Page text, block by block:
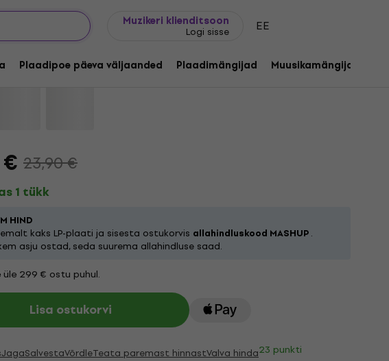
Muzikeri klienditsoon
Logi sisse EE
Plaadipoe päeva väljaanded Plaadimängijad Muusikamängijad
Time (Reissue) (Limited Edition) (LP)
Tootekood:1255348
23,90 €
1 tükk
HIND
kaks LP-plaati ja sisesta ostukorvis allahindluskood MASHUP.
asju ostad, seda suurema allahindluse saad.
299 € ostu puhul.
Lisa ostukorvi
JagaSalvestaVõrdleTeata paremast hinnastValva hinda23 punkti